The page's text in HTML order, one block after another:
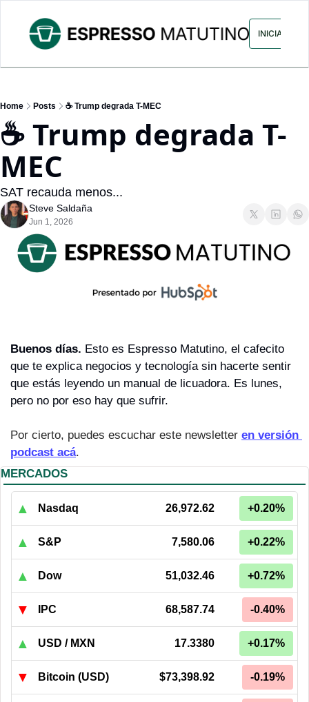
ARCHIVO ANUNCIA CON
INICIAR
Home Posts ☕ Trump degrada T-MEC
☕ Trump degrada T-
MEC
SAT recauda menos...
Steve Saldaña
Jun 1, 2026
Buenos días. Esto es Espresso Matutino, el cafecito
que te explica negocios y tecnología sin hacerte sentir
que estás leyendo un manual de licuadora. Es lunes,
pero no por eso hay que sufrir.
Por cierto, puedes escuchar este newsletter en versión
podcast acá.
MERCADOS
▲ Nasdaq 26,972.62 +0.20%
▲ S&P 7,580.06 +0.22%
▲ Dow 51,032.46 +0.72%
▼ IPC 68,587.74 -0.40%
▲ USD / MXN 17.3380 +0.17%
▼ Bitcoin (USD) $73,398.92 -0.19%